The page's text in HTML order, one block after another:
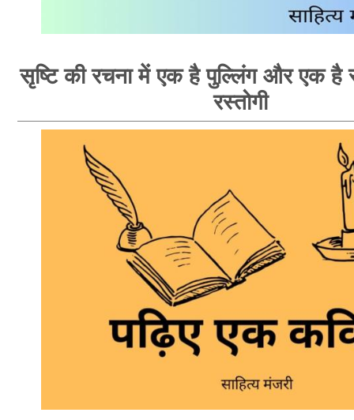
सृष्टि की रचना में एक है पुल्लिंग और एक है
रस्तोगी